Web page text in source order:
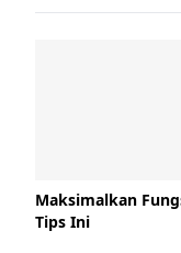
Maksimalkan
Tips Ini